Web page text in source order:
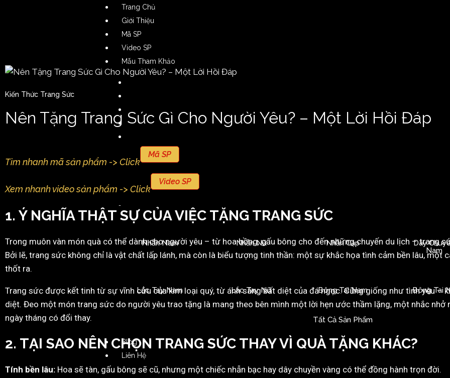
Trang Chủ
Giới Thiệu
Mã SP
Video SP
Mẫu Tham Khảo
Nhẫn Cặp
Dây Chuyền Nam
Lắc Tay Nam
Lắc Tay Nữ
Bông Tai Nam
Bông Tai Nữ
Nhẫn Nam Nhẫn Nữ Nhẫn Cặp
Dây
Nam
Lắc Tay Nam Lắc Tay Nữ Bông Tai Nam Bông Tai
Tất Cả Sản Phẩm
Blog
Liên Hệ
Kiến Thức Trang Sức
Nên Tặng Trang Sức Gì Cho Người Yêu? – Một Lời Hồi Đáp
Tìm nhanh mã sản phẩm -> Click
Mã SP
Xem nhanh video sản phẩm -> Click
Video SP
1. Ý NGHĨA THẬT SỰ CỦA VIỆC TẶNG TRANG SỨC
Trong muôn vàn món quà có thể dành cho người yêu – từ hoa hồng, gấu bông cho đến những chuyến du lịch – trang
Bởi lẽ, trang sức không chỉ là vật chất lấp lánh, mà còn là biểu tượng tinh thần: một sự khắc họa tình cảm bền lâu, một
thốt ra.
Trang sức được kết tinh từ sự vĩnh cửu của kim loại quý, từ ánh sáng bất diệt của đá ngọc. Cũng giống như tình yêu –
diệt. Đeo một món trang sức do người yêu trao tặng là mang theo bên mình một lời hẹn ước thầm lặng, một nhắc nhở
ngày tháng có đổi thay.
2. TẠI SAO NÊN CHỌN TRANG SỨC THAY VÌ QUÀ TẶNG KHÁC?
Tính bền lâu: Hoa sẽ tàn, gấu bông sẽ cũ, nhưng một chiếc nhẫn bạc hay dây chuyền vàng có thể đồng hành trọn đời.